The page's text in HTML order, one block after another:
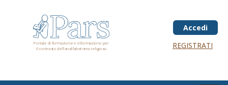
contenuto
Portale di formazione e informazione per
il contrasto dell'analfabetismo religioso
Accedi
REGISTRATI